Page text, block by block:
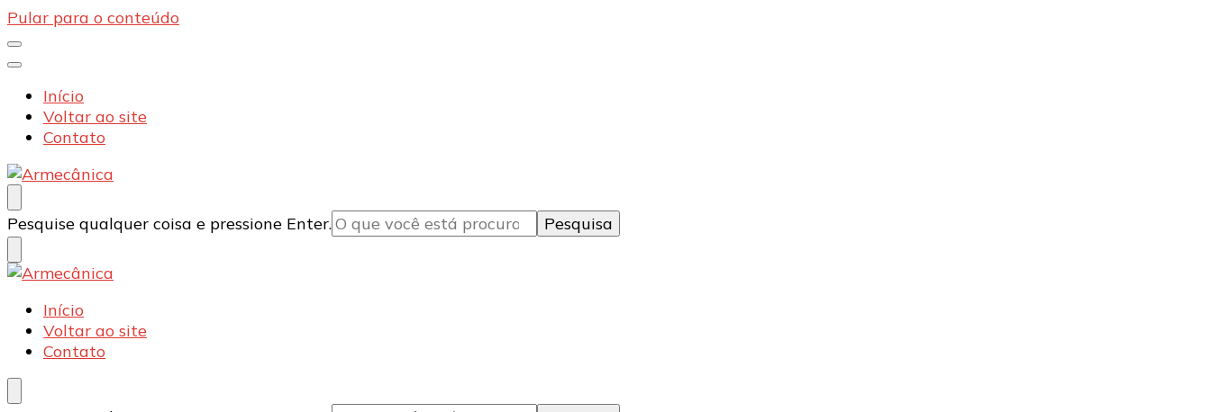
Pular para o conteúdo
Início
Voltar ao site
Contato
Armecânica
Blog
Procurando
algo?
Pesquise qualquer coisa e pressione Enter.
Armecânica
Blog
Início
Voltar ao site
Contato